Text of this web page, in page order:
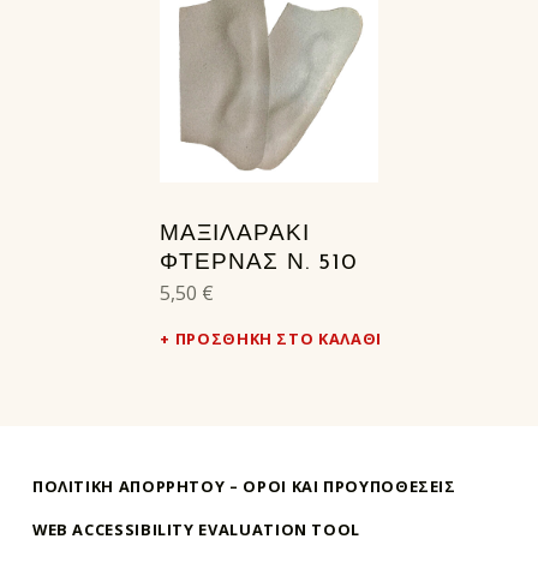
ΜΑΞΙΛΑΡΑΚΙ
ΦΤΕΡΝΑΣ Ν. 510
5,50 €
ΠΡΟΣΘΉΚΗ ΣΤΟ ΚΑΛΆΘΙ
ΠΟΛΙΤΙΚΗ ΑΠΟΡΡΗΤΟΥ – ΌΡΟΙ ΚΑΙ ΠΡΟΥΠΟΘΕΣΕΙΣ
WEB ACCESSIBILITY EVALUATION TOOL